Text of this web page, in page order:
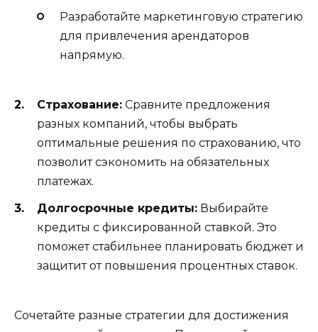
Разработайте маркетинговую стратегию
для привлечения арендаторов
напрямую.
Страхование: Сравните предложения
разных компаний, чтобы выбрать
оптимальные решения по страхованию, что
позволит сэкономить на обязательных
платежах.
Долгосрочные кредиты: Выбирайте
кредиты с фиксированной ставкой. Это
поможет стабильнее планировать бюджет и
защитит от повышения процентных ставок.
Сочетайте разные стратегии для достижения